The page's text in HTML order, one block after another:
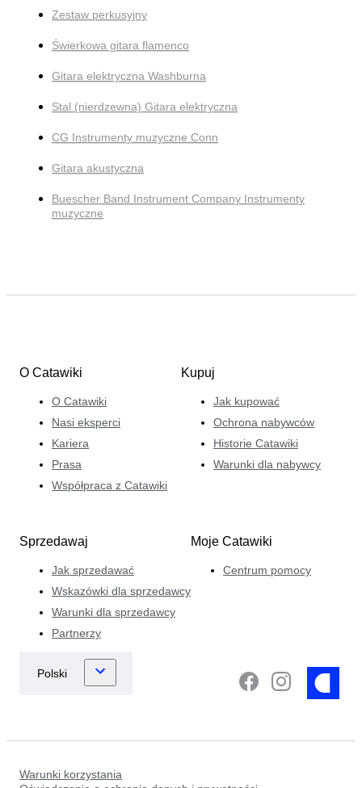
Zestaw perkusyjny
Świerkowa gitara flamenco
Gitara elektryczna Washburna
Stal (nierdzewna) Gitara elektryczna
CG Instrumenty muzyczne Conn
Gitara akustyczna
Buescher Band Instrument Company Instrumenty
muzyczne
O Catawiki
O Catawiki
Nasi eksperci
Kariera
Prasa
Współpraca z Catawiki
Kupuj
Jak kupować
Ochrona nabywców
Historie Catawiki
Warunki dla nabywcy
Sprzedawaj
Jak sprzedawać
Wskazówki dla sprzedawcy
Warunki dla sprzedawcy
Partnerzy
Moje Catawiki
Centrum pomocy
Warunki korzystania